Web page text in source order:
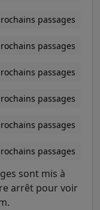
passages
passages
passages
passages
passages
passages
sont mis à
arrêt pour voir